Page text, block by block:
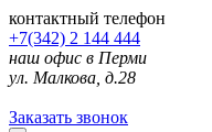
контактный телефон
+7(342) 2 144 444
наш офис в Перми
ул. Малкова, д.28
Заказать звонок